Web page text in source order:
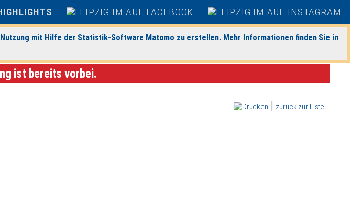
mit Hilfe der Statistik-Software Matomo zu erstellen. Mehr Informationen finden Sie in
ist bereits vorbei.
zurück zur Liste